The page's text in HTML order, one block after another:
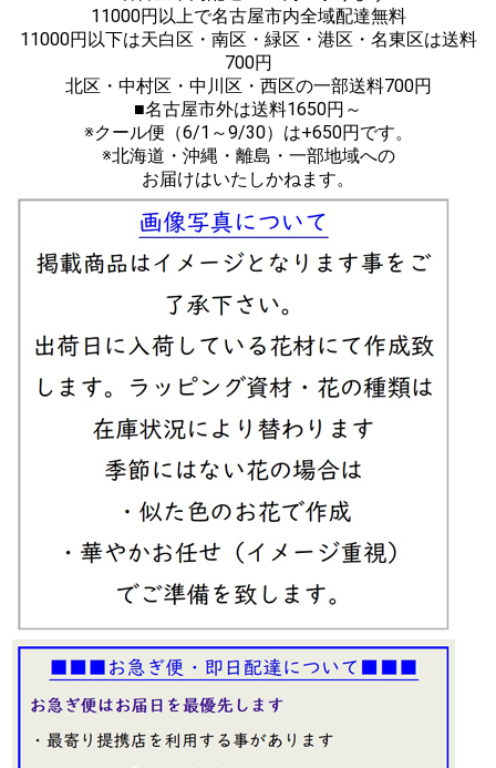
11000円以上で名古屋市内全域配達無料
11000円以下は天白区・南区・緑区・港区・名東区は送料
700円
北区・中村区・中川区・西区の一部送料700円
■名古屋市外は送料1650円～
※クール便（6/1～9/30）は+650円です。
※北海道・沖縄・離島・一部地域への
お届けはいたしかねます。